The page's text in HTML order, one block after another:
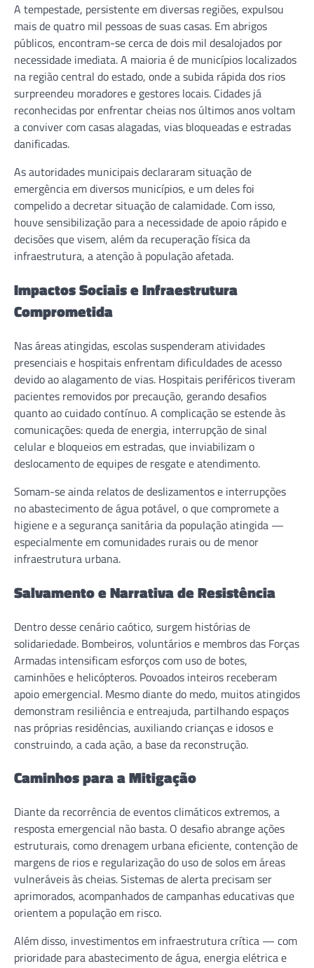
A tempestade, persistente em diversas regiões, expulsou
mais de quatro mil pessoas de suas casas. Em abrigos
públicos, encontram-se cerca de dois mil desalojados por
necessidade imediata. A maioria é de municípios localizados
na região central do estado, onde a subida rápida dos rios
surpreendeu moradores e gestores locais. Cidades já
reconhecidas por enfrentar cheias nos últimos anos voltam
a conviver com casas alagadas, vias bloqueadas e estradas
danificadas.
As autoridades municipais declararam situação de
emergência em diversos municípios, e um deles foi
compelido a decretar situação de calamidade. Com isso,
houve sensibilização para a necessidade de apoio rápido e
decisões que visem, além da recuperação física da
infraestrutura, a atenção à população afetada.
Impactos Sociais e Infraestrutura
Comprometida
Nas áreas atingidas, escolas suspenderam atividades
presenciais e hospitais enfrentam dificuldades de acesso
devido ao alagamento de vias. Hospitais periféricos tiveram
pacientes removidos por precaução, gerando desafios
quanto ao cuidado contínuo. A complicação se estende às
comunicações: queda de energia, interrupção de sinal
celular e bloqueios em estradas, que inviabilizam o
deslocamento de equipes de resgate e atendimento.
Somam-se ainda relatos de deslizamentos e interrupções
no abastecimento de água potável, o que compromete a
higiene e a segurança sanitária da população atingida —
especialmente em comunidades rurais ou de menor
infraestrutura urbana.
Salvamento e Narrativa de Resistência
Dentro desse cenário caótico, surgem histórias de
solidariedade. Bombeiros, voluntários e membros das Forças
Armadas intensificam esforços com uso de botes,
caminhões e helicópteros. Povoados inteiros receberam
apoio emergencial. Mesmo diante do medo, muitos atingidos
demonstram resiliência e entreajuda, partilhando espaços
nas próprias residências, auxiliando crianças e idosos e
construindo, a cada ação, a base da reconstrução.
Caminhos para a Mitigação
Diante da recorrência de eventos climáticos extremos, a
resposta emergencial não basta. O desafio abrange ações
estruturais, como drenagem urbana eficiente, contenção de
margens de rios e regularização do uso de solos em áreas
vulneráveis às cheias. Sistemas de alerta precisam ser
aprimorados, acompanhados de campanhas educativas que
orientem a população em risco.
Além disso, investimentos em infraestrutura crítica — com
prioridade para abastecimento de água, energia elétrica e